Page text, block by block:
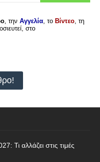
, την Αγγελία , το Βίντεο , τη
στο
Τι αλλάζει στις τιμές